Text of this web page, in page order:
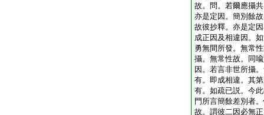
故。問。若爾應攝
亦是定因。簡別餘
故彼抄釋。亦是定
成正因及相違因。
勇無間所發。無常
攝。無常性故。同
因。若言非世所攝
有。即成相違。其
有。如疏已説。今
門所言簡餘差別者
故。謂彼二因必無